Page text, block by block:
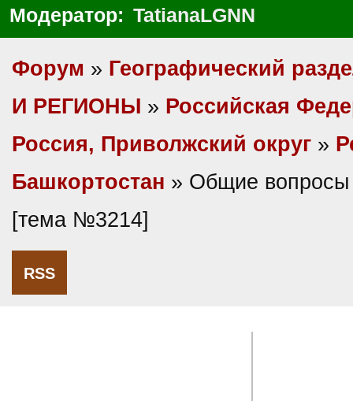
Модератор: TatianaLGNN
Форум » Географический
И РЕГИОНЫ » Российская
Россия, Приволжский округ »
Башкортостан » Общие вопросы
[тема №3214]
RSS